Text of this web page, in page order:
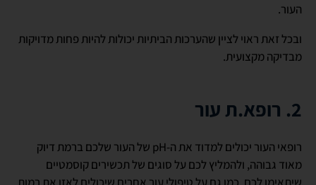
העור.
ובכל זאת ראוי לציין שהערכות הביתיות יכולות להיות פחות מדויקות
מבדיקה מקצועית.
2. רופא.ת עור
רופאי העור יכולים למדוד את ה-pH של העור שלכם ברמת דיוק
מאוד גבוהה, ולהמליץ לכם על סוגים של תכשירים קוסמטיים